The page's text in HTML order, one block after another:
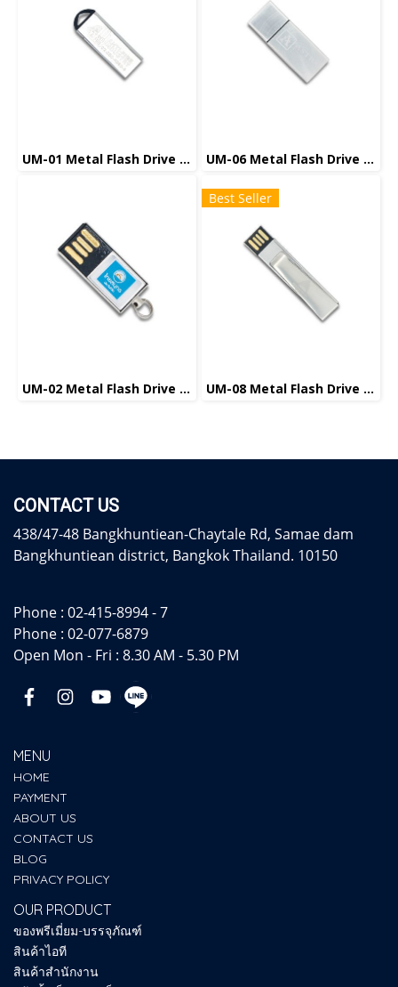
UM-01 Metal Flash Drive แฟลชไดร์ฟโลหะ UM-06 Metal Flash Drive แฟลชไดร์ฟโลหะ
UM-02 Metal Flash Drive แฟลชไดร์ฟโลหะ
Best Seller
UM-08 Metal Flash Drive แฟลชไดร์ฟโลหะ
CONTACT US
438/47-48 Bangkhuntiean-Chaytale Rd, Samae dam
Bangkhuntiean district, Bangkok Thailand. 10150
Phone : 02-415-8994 - 7
Phone : 02-077-6879
Open Mon - Fri : 8.30 AM - 5.30 PM
MENU
HOME
PAYMENT
ABOUT US
CONTACT US
BLOG
PRIVACY POLICY
OUR PRODUCT
ของพรีเมี่ยม-บรรจุภัณฑ์
สินค้าไอที
สินค้าสำนักงาน